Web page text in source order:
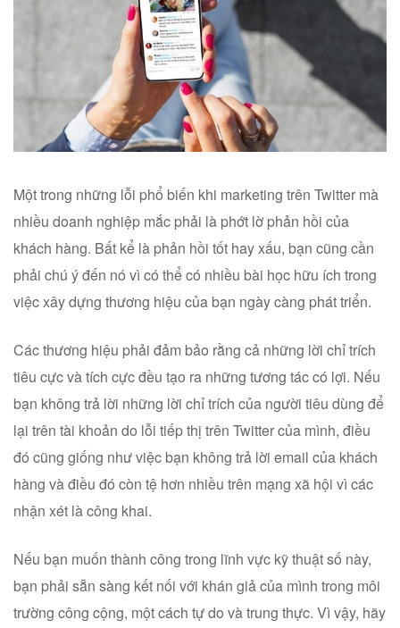
Một trong những lỗi phổ biến khi marketing trên Twitter mà
nhiều doanh nghiệp mắc phải là phớt lờ phản hồi của
khách hàng. Bất kể là phản hồi tốt hay xấu, bạn cũng cần
phải chú ý đến nó vì có thể có nhiều bài học hữu ích trong
việc xây dựng thương hiệu của bạn ngày càng phát triển.
Các thương hiệu phải đảm bảo rằng cả những lời chỉ trích
tiêu cực và tích cực đều tạo ra những tương tác có lợi. Nếu
bạn không trả lời những lời chỉ trích của người tiêu dùng để
lại trên tài khoản do lỗi tiếp thị trên Twitter của mình, điều
đó cũng giống như việc bạn không trả lời email của khách
hàng và điều đó còn tệ hơn nhiều trên mạng xã hội vì các
nhận xét là công khai.
Nếu bạn muốn thành công trong lĩnh vực kỹ thuật số này,
bạn phải sẵn sàng kết nối với khán giả của mình trong môi
trường công cộng, một cách tự do và trung thực. Vì vậy, hãy